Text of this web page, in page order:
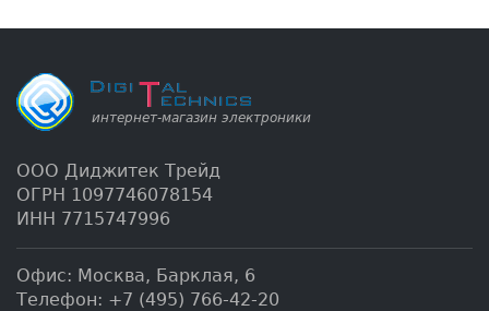
ООО Диджитек Трейд
ОГРН 1097746078154
ИНН 7715747996
Офис: Москва, Барклая, 6
Телефон: +7 (495) 766-42-20